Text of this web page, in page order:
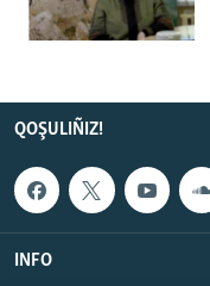
QOŞULIÑIZ!
INFO